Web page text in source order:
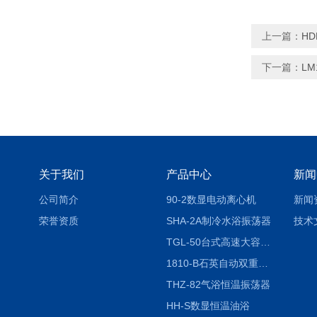
上一篇：
下一篇：
关于我们
公司简介
荣誉资质
产品中心
90-2数显电动离心机
SHA-2A制冷水浴振荡器
1810-B石英自动双重纯水蒸馏水器
THZ-82气浴恒温振荡器
HH-S数显恒温油浴
新
新闻
技术